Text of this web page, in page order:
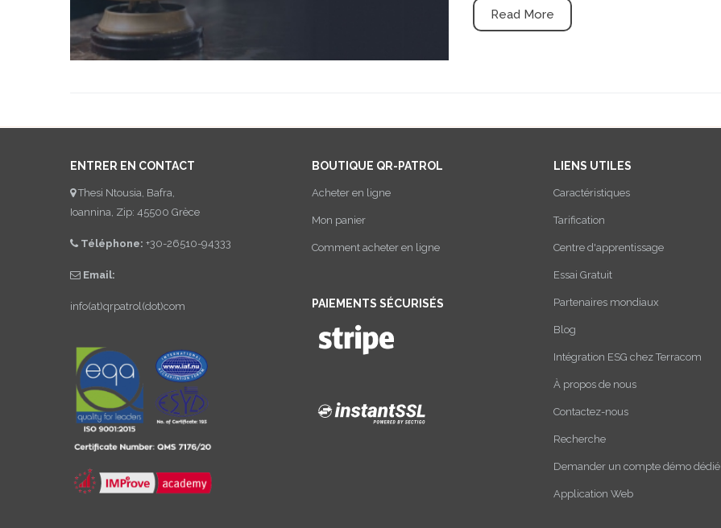
Read More
ENTRER EN CONTACT
Thesi Ntousia, Bafra,
Ioannina, Zip: 45500 Grèce
Téléphone: +30-26510-94333
Email:
info(at)qrpatrol(dot)com
BOUTIQUE QR-PATROL
Acheter en ligne
Mon panier
Comment acheter en ligne
PAIEMENTS SÉCURISÉS
LIENS UTILES
Caractéristiques
Tarification
Centre d'apprentissage
Essai Gratuit
Partenaires mondiaux
Blog
Intégration ESG chez Terracom
À propos de nous
Contactez-nous
Recherche
Demander un compte démo dédié
Application Web